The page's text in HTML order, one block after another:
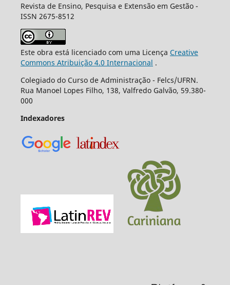
Revista de Ensino, Pesquisa e Extensão em Gestão -
ISSN 2675-8512
Este obra está licenciado com uma Licença Creative
Commons Atribuição 4.0 Internacional .
Colegiado do Curso de Administração - Felcs/UFRN.
Rua Manoel Lopes Filho, 138, Valfredo Galvão, 59.380-
000
Indexadores